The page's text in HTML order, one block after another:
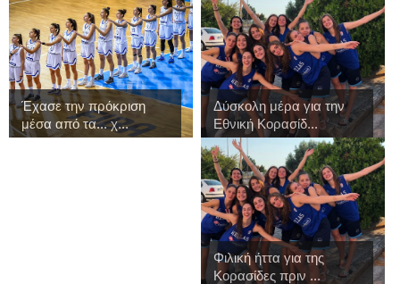
Έχασε την πρόκριση
μέσα από τα... χ...
Δύσκολη μέρα για την
Εθνική Κορασίδ...
Φιλική ήττα για της
Κορασίδες πριν ...